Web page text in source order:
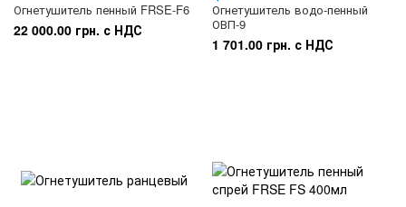
Огнетушитель пенный FRSE-F6
22 000.00 грн. с НДС
Огнетушитель водо-пенный
ОВП-9
1 701.00 грн. с НДС